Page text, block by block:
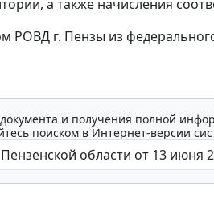
а также начисления
РОВД г. Пензы из
и получения полной
поиском в Интернет-версии